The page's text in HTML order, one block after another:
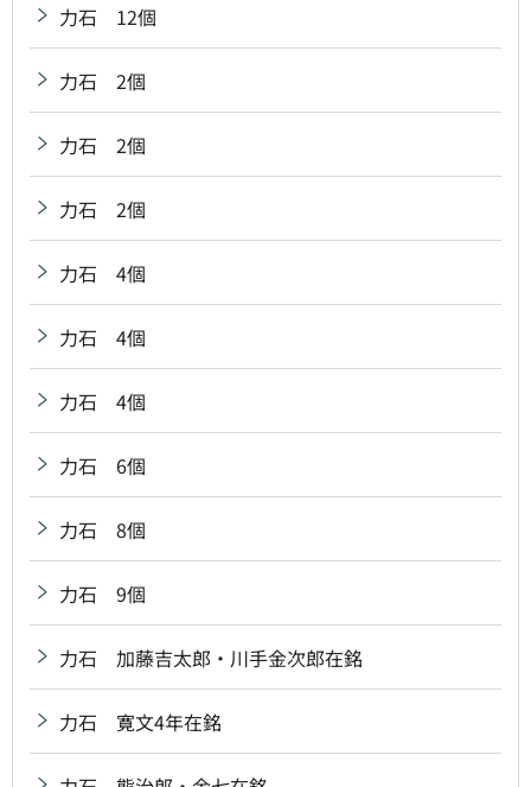
力石 12個
力石 2個
力石 2個
力石 2個
力石 4個
力石 4個
力石 4個
力石 6個
力石 8個
力石 9個
力石 加藤吉太郎・川手金次郎在銘
力石 寛文4年在銘